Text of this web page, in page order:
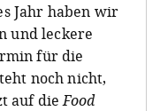
Jahr haben wir
und leckere
für die
noch nicht,
auf dieFood